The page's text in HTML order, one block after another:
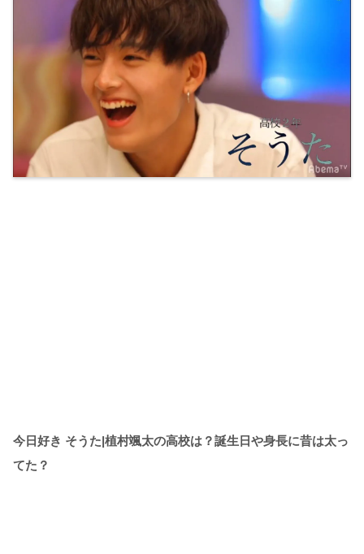
今日好き そうた|植村颯太の高校は？誕生日や身長に昔は太っ
てた？